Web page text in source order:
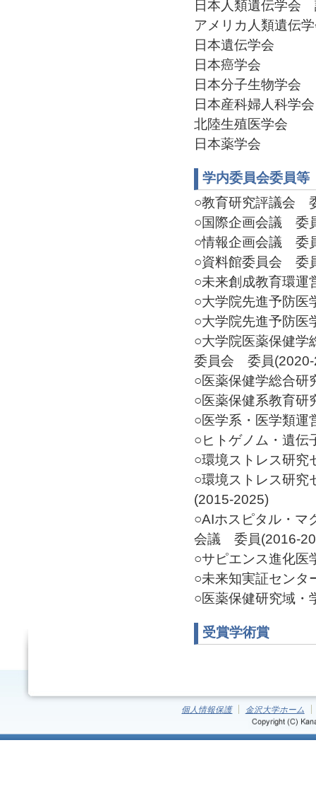
日本人類遺伝学会
アメリカ人類遺伝
日本遺伝学会
日本癌学会
日本分子生物学会
日本産科婦人科学会
北陸生殖医学会
日本薬学会
学内委員会委員等
○教育研究評議会
○国際企画会議 委
○情報企画会議 委
○資料館委員会 委
○未来創成教育環
○大学院先進予防
○大学院先進予防
○大学院医薬保健学
委員会 委員(2020-
○医薬保健学総合
○医薬保健系教育
○医学系・医学類
○ヒトゲノム・遺
○環境ストレス研
○環境ストレス研
(2015-2025)
○AIホスピタル・マ
会議 委員(2016-
○サピエンス進化
○未来知実証セン
○医薬保健研究域
受賞学術賞
個人情報保護 金沢大学ホーム